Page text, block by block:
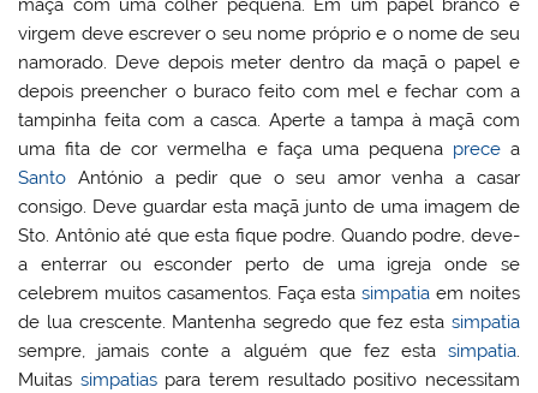
maçã com uma colher pequena. Em um papel branco e
virgem deve escrever o seu nome próprio e o nome de seu
namorado. Deve depois meter dentro da maçã o papel e
depois preencher o buraco feito com mel e fechar com a
tampinha feita com a casca. Aperte a tampa à maçã com
uma fita de cor vermelha e faça uma pequena precea
Santo António a pedir que o seu amor venha a casar
consigo. Deve guardar esta maçã junto de uma imagem de
Sto. Antônio até que esta fique podre. Quando podre, deve-
a enterrar ou esconder perto de uma igreja onde se
celebrem muitos casamentos. Faça estasimpatia em noites
de lua crescente. Mantenha segredo que fez esta simpatia
sempre, jamais conte a alguém que fez esta simpatia.
Muitas simpatiaspara terem resultado positivo necessitam